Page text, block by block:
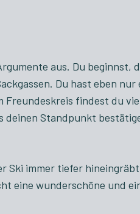
aus. Du beginnst,
Du hast eben
Freundeskreis findest du
Standpunkt
Ski immer tiefer
eine wunderschöne und